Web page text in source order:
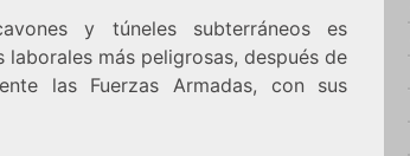
y túneles subterráneos es
más peligrosas, después de
las Fuerzas Armadas, con sus